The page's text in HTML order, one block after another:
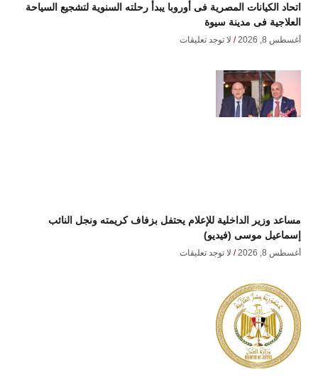
اتحاد الكيانات المصرية فى أوروبا يبدأ رحلته السنوية لتشجيع السياحة
العلاجية فى مدينة سيوة
أغسطس 8, 2026 لا توجد تعليقات
مساعد وزير الداخلية للإعلام يحتفل بزفاف كريمته ونجل النائب
إسماعيل موسى (فيديو)
أغسطس 8, 2026 لا توجد تعليقات